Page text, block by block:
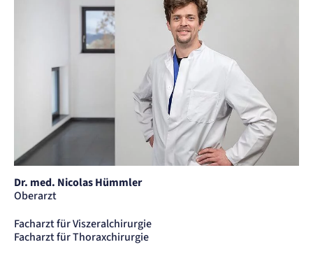
Dr. med. Nicolas Hümmler
Oberarzt
Facharzt für Viszeralchirurgie
Facharzt für Thoraxchirurgie